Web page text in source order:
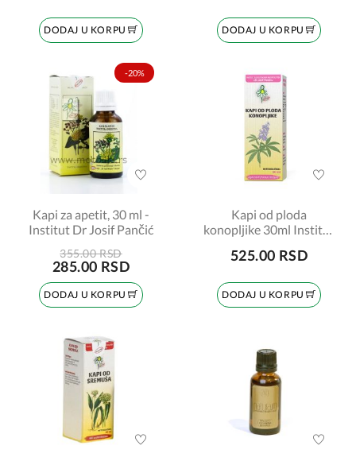
DODAJ U KORPU DODAJ U KORPU
-20%
Kapi za apetit, 30 ml -
Institut Dr Josif Pančić
355.00 RSD
285.00 RSD
DODAJ U KORPU
Kapi od ploda
konopljike 30ml Institut
525.00 RSD
DODAJ U KORPU